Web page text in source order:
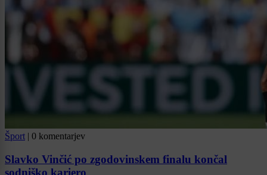
Šport | 0 komentarjev
Slavko Vinčić po zgodovinskem finalu končal
sodniško kariero